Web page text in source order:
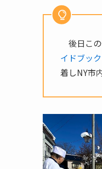
後日この
イドブック
着しNY市